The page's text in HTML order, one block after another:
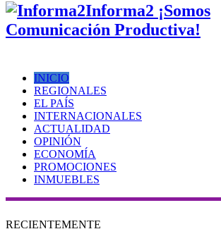
Informa2 ¡Somos
Comunicación Productiva!
INICIO
REGIONALES
EL PAÍS
INTERNACIONALES
ACTUALIDAD
OPINIÓN
ECONOMÍA
PROMOCIONES
INMUEBLES
RECIENTEMENTE